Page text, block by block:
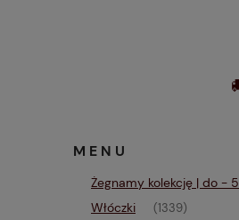
MENU
Żegnamy kolekcję | do -
Włóczki (1339)